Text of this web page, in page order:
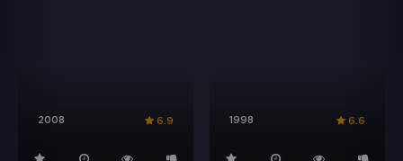
2008 6.9 1998 6.6